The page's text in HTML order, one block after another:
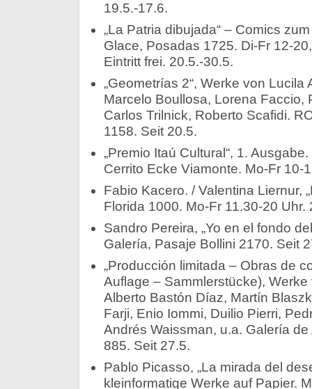
19.5.-17.6.
„La Patria dibujada“ – Comics
Glace, Posadas 1725. Di-Fr 12-
Eintritt frei. 20.5.-30.5.
„Geometrías 2“, Werke von
Marcelo Boullosa, Lorena Faccio,
Carlos Trilnick, Roberto Scafidi.
1158. Seit 20.5.
„Premio Itaú Cultural“, 1.
Cerrito Ecke Viamonte. Mo-Fr 10-
Fabio Kacero. / Valentina Liernur,
Florida 1000. Mo-Fr 11.30-20 Uhr.
Sandro Pereira, „Yo en el fondo
Galería, Pasaje Bollini 2170. Seit
„Producción limitada – Obras de
Auflage – Sammlerstücke),
Alberto Bastón Díaz, Martín
Farji, Enio Iommi, Duilio Pierri,
Andrés Waissman, u.a. Galería
885. Seit 27.5.
Pablo Picasso, „La mirada del
kleinformatige Werke auf Papier.